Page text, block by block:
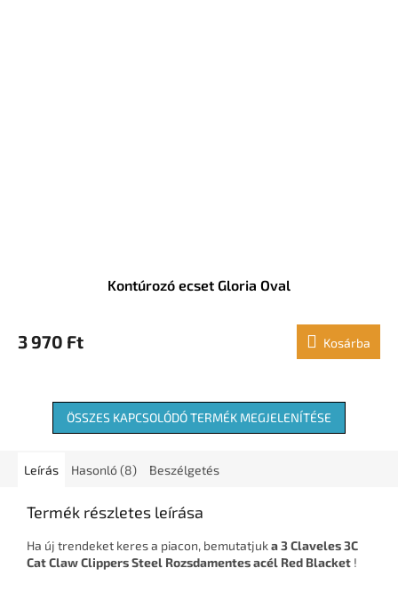
Kontúrozó ecset Gloria Oval
3 970 Ft Kosárba
ÖSSZES KAPCSOLÓDÓ TERMÉK MEGJELENÍTÉSE
Leírás Hasonló (8) Beszélgetés
Termék részletes leírása
Ha új trendeket keres a piacon, bemutatjuka 3 Claveles 3C
Cat Claw Clippers Steel Rozsdamentes acél Red Blacket !